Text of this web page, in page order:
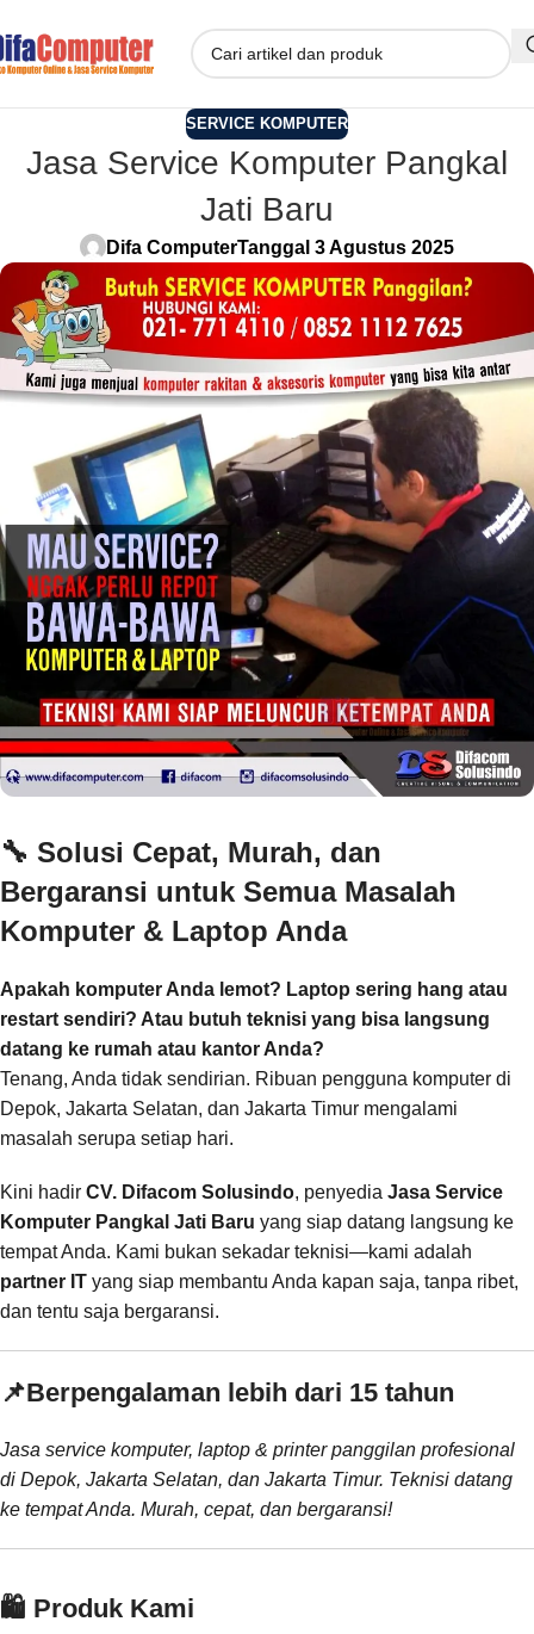
SERVICE KOMPUTER
Jasa Service Komputer Pangkal
Jati Baru
Difa ComputerTanggal 3 Agustus 2025
🔧 Solusi Cepat, Murah, dan
Bergaransi untuk Semua Masalah
Komputer & Laptop Anda
Apakah komputer Anda lemot? Laptop sering hang atau
restart sendiri? Atau butuh teknisi yang bisa langsung
datang ke rumah atau kantor Anda?
Tenang, Anda tidak sendirian. Ribuan pengguna komputer di
Depok, Jakarta Selatan, dan Jakarta Timur mengalami
masalah serupa setiap hari.
Kini hadir CV. Difacom Solusindo, penyedia Jasa Service
Komputer Pangkal Jati Baru yang siap datang langsung ke
tempat Anda. Kami bukan sekadar teknisi—kami adalah
partner IT yang siap membantu Anda kapan saja, tanpa ribet,
dan tentu saja bergaransi.
📌Berpengalaman lebih dari 15 tahun
Jasa service komputer, laptop & printer panggilan profesional
di Depok, Jakarta Selatan, dan Jakarta Timur. Teknisi datang
ke tempat Anda. Murah, cepat, dan bergaransi!
🛍️ Produk Kami